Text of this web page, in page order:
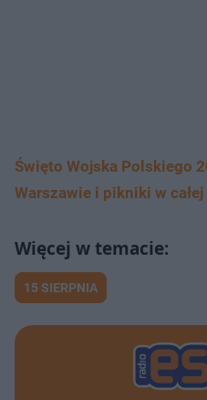
Święto Wojska Polskiego
Warszawie i pikniki w
15 SIERPNIA